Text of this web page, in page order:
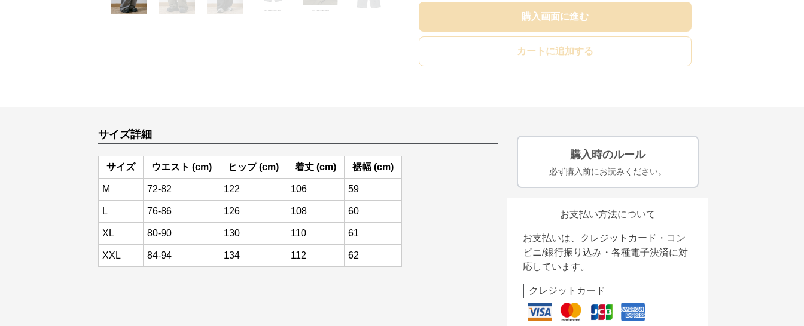
購入画面に進む
カートに追加する
サイズ詳細
サイズ ウエスト (cm) ヒップ (cm) 着丈 (cm) 裾幅 (cm)
M 72-82 122 106 59
L 76-86 126 108 60
XL 80-90 130 110 61
XXL 84-94 134 112 62
購入時のルール
必ず購入前にお読みください。
お支払い方法について
お支払いは、クレジットカード・コン
ビニ/銀行振り込み・各種電子決済に対
応しています。
クレジットカード